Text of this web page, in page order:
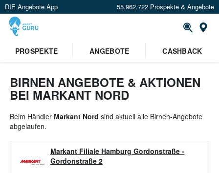
DIE Angebote App 55.962.722 Prospekte & Angebote
Standort festlegen
PROSPEKTE ANGEBOTE CASHBACK
BIRNEN ANGEBOTE & AKTIONEN
BEI MARKANT NORD
Beim Händler Markant Nord sind aktuell alle Birnen-Angebote
abgelaufen.
Markant Filiale Hamburg Gordonstraße -
Gordonstraße 2